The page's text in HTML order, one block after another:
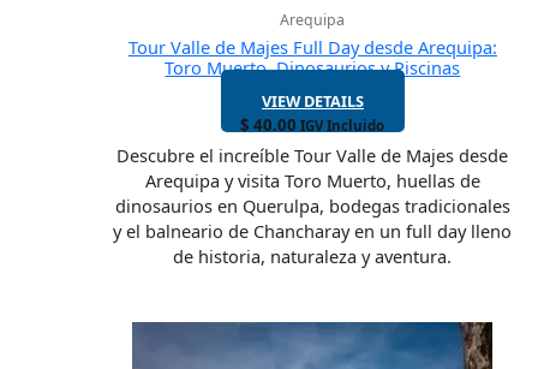
Arequipa
Tour Valle de Majes Full Day desde Arequipa:
Toro Muerto, Dinosaurios y Piscinas
VIEW DETAILS
$ 40.00 IGV Incluido
Descubre el increíble Tour Valle de Majes desde
Arequipa y visita Toro Muerto, huellas de
dinosaurios en Querulpa, bodegas tradicionales
y el balneario de Chancharay en un full day lleno
de historia, naturaleza y aventura.